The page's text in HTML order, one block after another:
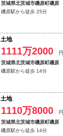
茨城県北茨城市磯原町磯原
磯原駅から徒歩 25分
土地
1111万2000
円
茨城県北茨城市磯原町磯原
磯原駅から徒歩 14分
土地
1110万8000
円
茨城県北茨城市磯原町磯原
磯原駅から徒歩 14分